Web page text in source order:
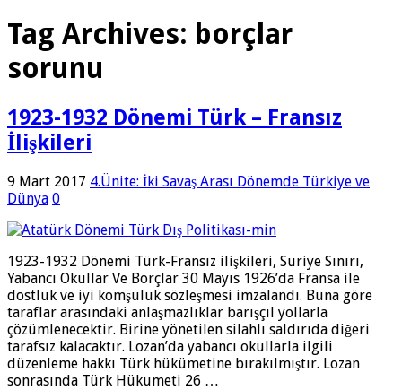
Tag Archives: borçlar
sorunu
1923-1932 Dönemi Türk – Fransız
İlişkileri
9 Mart 2017 4.Ünite: İki Savaş Arası Dönemde Türkiye ve
Dünya 0
1923-1932 Dönemi Türk-Fransız ilişkileri, Suriye Sınırı,
Yabancı Okullar Ve Borçlar 30 Mayıs 1926’da Fransa ile
dostluk ve iyi komşuluk sözleşmesi imzalandı. Buna göre
taraflar arasındaki anlaşmazlıklar barışçıl yollarla
çözümlenecektir. Birine yönetilen silahlı saldırıda diğeri
tarafsız kalacaktır. Lozan’da yabancı okullarla ilgili
düzenleme hakkı Türk hükümetine bırakılmıştır. Lozan
sonrasında Türk Hükumeti 26 …